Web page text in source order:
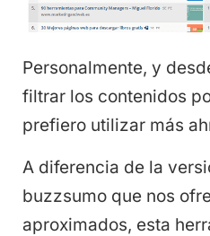
Personalmente, y
filtrar los contenidos
prefiero utilizar más
A diferencia de la
buzzsumo que nos
aproximados, esta